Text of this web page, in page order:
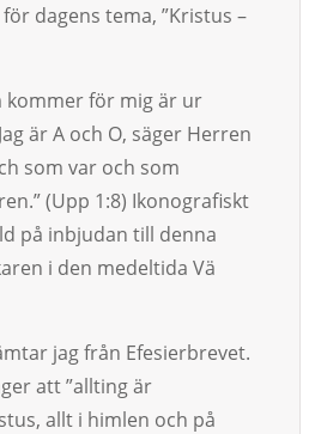
dagens tema, ”Kristus –
kommer för mig är ur
är A och O, säger Herren
som var och som
(Upp 1:8) Ikonografiskt
på inbjudan till denna
i den medeltida Vä
jag från Efesierbrevet.
att ”allting är
allt i himlen och på